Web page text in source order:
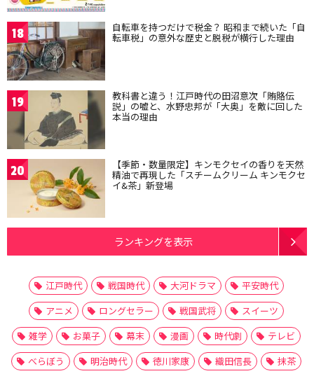
18 自転車を持つだけで税金？ 昭和まで続いた「自
転車税」の意外な歴史と脱税が横行した理由
19 教科書と違う！江戸時代の田沼意次「賄賂伝
説」の嘘と、水野忠邦が「大奥」を敵に回した
本当の理由
20 【季節・数量限定】キンモクセイの香りを天然
精油で再現した「スチームクリーム キンモクセ
イ&茶」新登場
ランキングを表示
江戸時代 戦国時代 大河ドラマ
平安時代
アニメ
ロングセラー 戦国武将
スイーツ
雑学
お菓子 幕末 漫画 時代劇
テレビ
べらぼう
明治時代 徳川家康 織田信長
抹茶